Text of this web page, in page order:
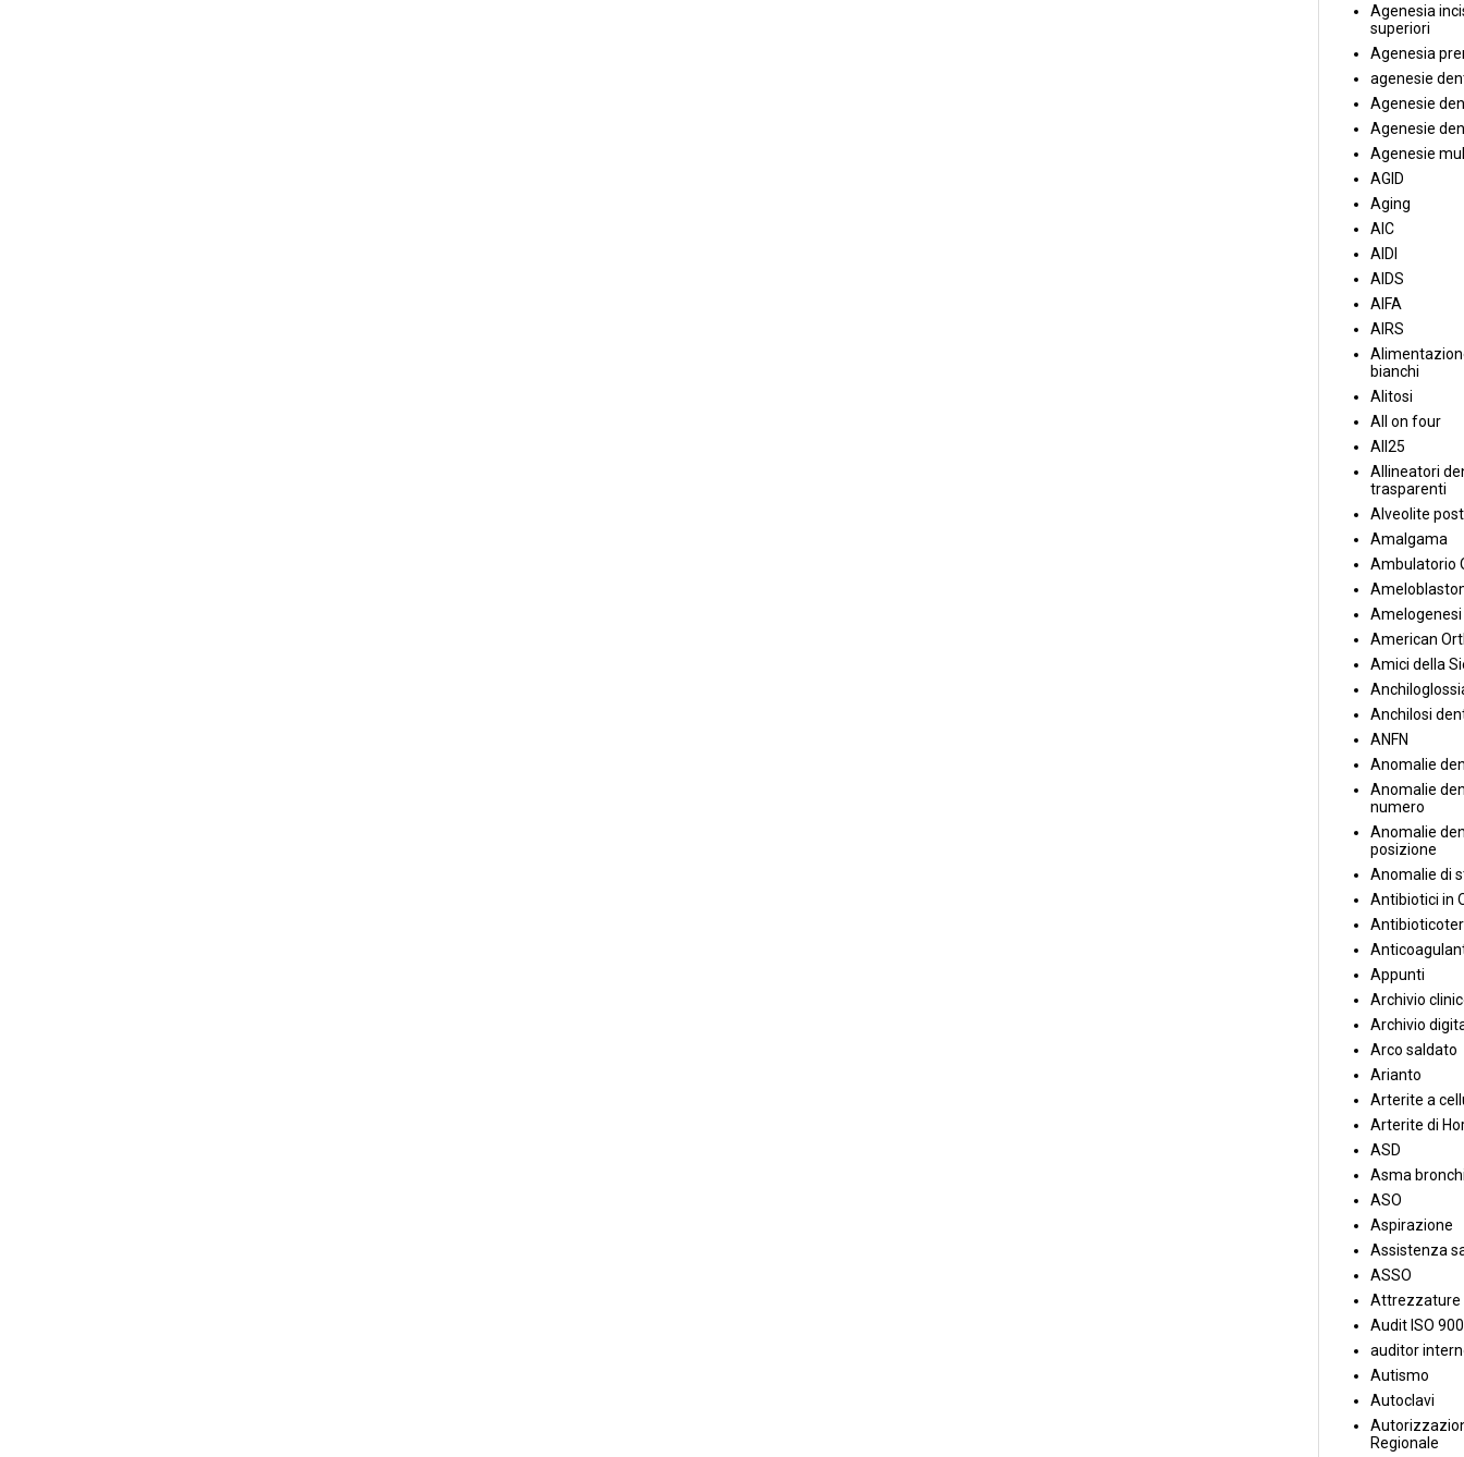
Agenesia
superiori
Agenesia
agenesie
Agenesie
Agenesie
Agenesie
AGID
Aging
AIC
AIDI
AIDS
AIFA
AIRS
bianchi
Alitosi
All on four
All25
Allineatori
trasparenti
Alveolite
Amalgama
Ambulatorio
American
Amici della
Anchilosi
ANFN
Anomalie
Anomalie
numero
Anomalie
posizione
Anomalie di
Antibiotici in
Appunti
Archivio
Archivio
Arco saldato
Arianto
Arterite a
Arterite di
ASD
Asma
ASO
Aspirazione
Assistenza
ASSO
Attrezzature
Audit ISO
auditor
Autismo
Autoclavi
Regionale